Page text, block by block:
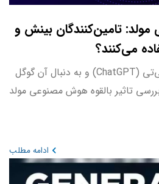
تامین‌کنندگان بینش و
می‌کنند؟
با راه‌اندازی ابزار چت جی‌پی‌تی (ChatGPT) و به دنبال آن گوگل
تاثیر بالقوه هوش مصنوعی مولد
ادامه مطلب